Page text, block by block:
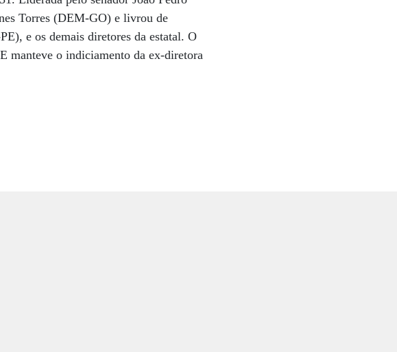
Torres (DEM-GO) e livrou de
e os demais diretores da estatal. O
manteve o indiciamento da ex-diretora